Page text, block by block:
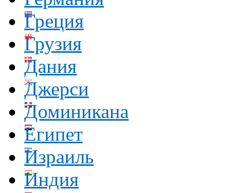
Греция
Грузия
Дания
Джерси
Доминикана
Египет
Израиль
Индия